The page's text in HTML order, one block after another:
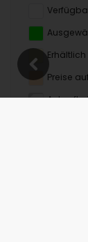
Preise
Ankunft